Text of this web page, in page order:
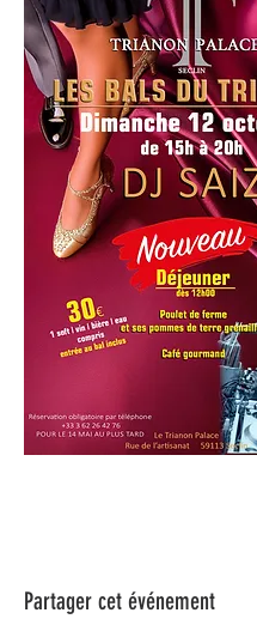
Partager cet événement